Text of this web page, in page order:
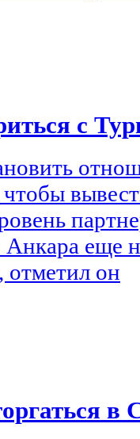
с
чтобы
еще
отметил он
в